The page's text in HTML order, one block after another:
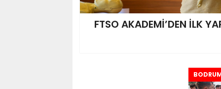
FTSO AKADEMİ’DEN İLK